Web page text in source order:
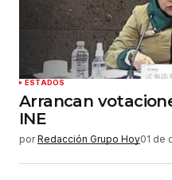
ESTADOS
Arrancan
INE
por Redacción Grupo Hoy01 de